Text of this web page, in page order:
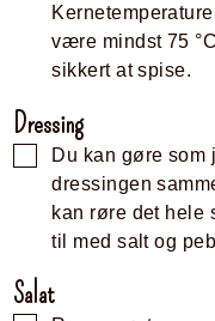
være mindst 75 °C
sikkert at spise.
Dressing
Du kan gøre som
dressingen
kan røre det hele
til med salt og
Salat